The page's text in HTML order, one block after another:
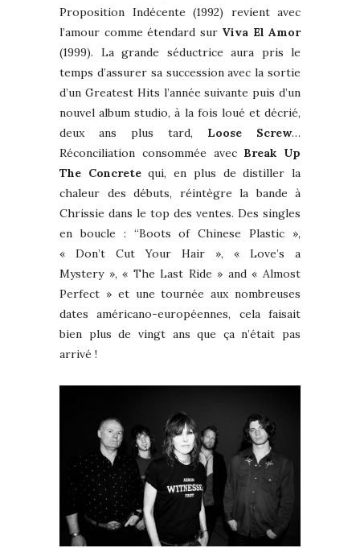
Proposition Indécente (1992) revient avec
l’amour comme étendard sur Viva El Amor
(1999). La grande séductrice aura pris le
temps d’assurer sa succession avec la sortie
d’un Greatest Hits l’année suivante puis d’un
nouvel album studio, à la fois loué et décrié,
deux ans plus tard, Loose Screw…
Réconciliation consommée avec Break Up
The Concretequi, en plus de distiller la
chaleur des débuts, réintègre la bande à
Chrissie dans le top des ventes. Des singles
en boucle : “Boots of Chinese Plastic »,
« Don’t Cut Your Hair », « Love’s a
Mystery », « The Last Ride » and « Almost
Perfect » et une tournée aux nombreuses
dates américano-européennes, cela faisait
bien plus de vingt ans que ça n’était pas
arrivé !